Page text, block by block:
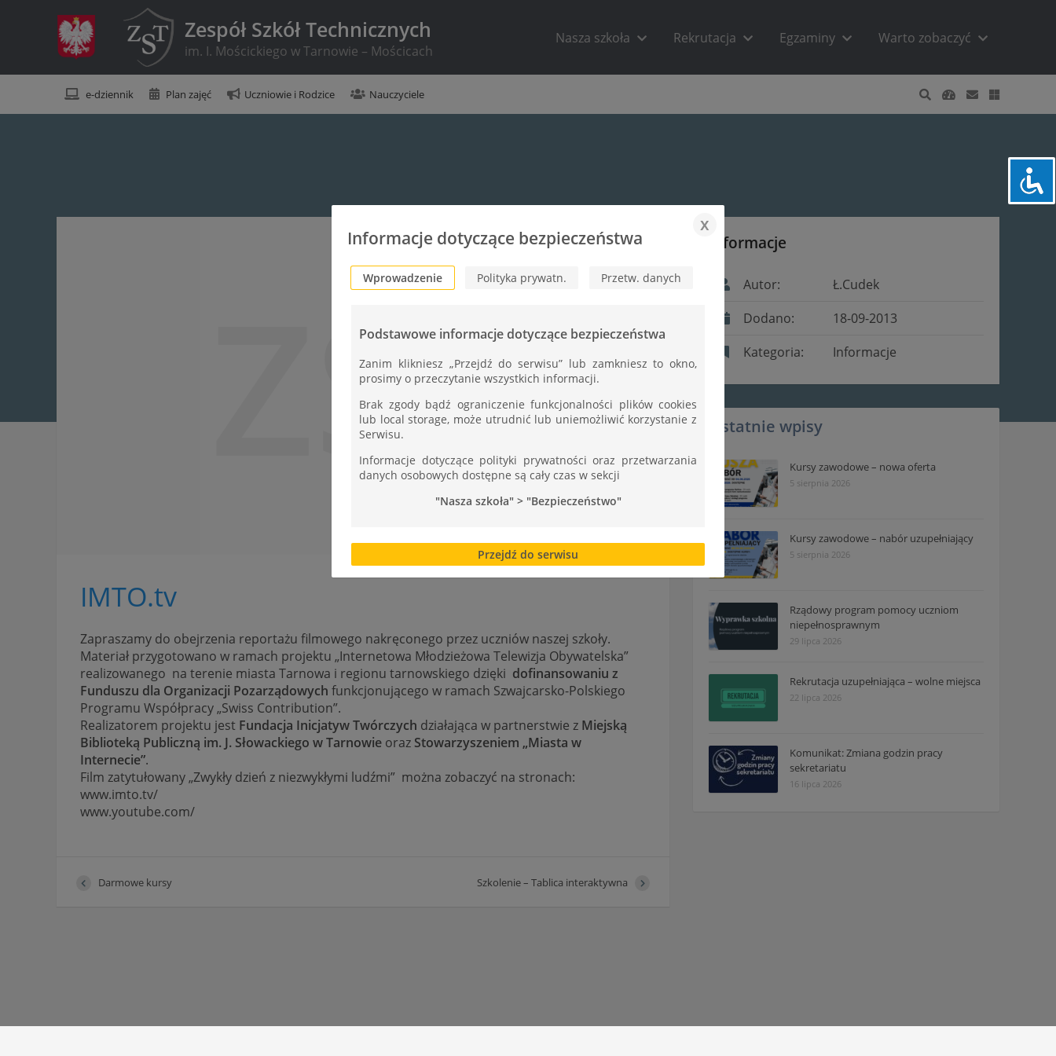
Zespół Szkół Technicznych
im. I. Mościckiego w Tarnowie – Mościcach
Nasza szkoła Rekrutacja Egzaminy Warto zobaczyć
e-dziennik Plan zajęć Uczniowie i Rodzice Nauczyciele
ZST
IMTO.tv
Zapraszamy do obejrzenia reportażu filmowego nakręconego przez uczniów naszej szkoły.
Materiał przygotowano w ramach projektu „Internetowa Młodzieżowa Telewizja Obywatelska”
realizowanego na terenie miasta Tarnowa i regionu tarnowskiego dzięki dofinansowaniu z
Funduszu dla Organizacji Pozarządowych funkcjonującego w ramach Szwajcarsko-Polskiego
Programu Współpracy „Swiss Contribution”.
Realizatorem projektu jest Fundacja Inicjatyw Twórczych działająca w partnerstwie z Miejską
Biblioteką Publiczną im. J. Słowackiego w Tarnowie oraz Stowarzyszeniem „Miasta w
Internecie”.
Film zatytułowany „Zwykły dzień z niezwykłymi ludźmi” można zobaczyć na stronach:
www.imto.tv/
www.youtube.com/
Darmowe kursy Szkolenie – Tablica interaktywna
Informacje
Autor:
Ł.Cudek
Dodano:
18-09-2013
Kategoria:
Informacje
Ostatnie wpisy
Kursy zawodowe – nowa oferta
5 sierpnia 2026
Kursy zawodowe – nabór uzupełniający
5 sierpnia 2026
Rządowy program pomocy uczniom
niepełnosprawnym
29 lipca 2026
Rekrutacja uzupełniająca – wolne miejsca
22 lipca 2026
Komunikat: Zmiana godzin pracy
sekretariatu
16 lipca 2026
Informacje dotyczące bezpieczeństwa
x
Wprowadzenie Polityka prywatn. Przetw. danych
Podstawowe informacje dotyczące bezpieczeństwa
Zanim klikniesz „Przejdź do serwisu” lub zamkniesz to okno,
prosimy o przeczytanie wszystkich informacji.
Brak zgody bądź ograniczenie funkcjonalności plików cookies
lub local storage, może utrudnić lub uniemożliwić korzystanie z
Serwisu.
Informacje dotyczące polityki prywatności oraz przetwarzania
danych osobowych dostępne są cały czas w sekcji
"Nasza szkoła" > "Bezpieczeństwo"
Przejdź do serwisu